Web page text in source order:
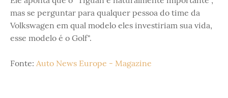
mas se perguntar para qualquer pessoa do time da
Volkswagen em qual modelo eles investiriam sua vida,
esse modelo é o Golf".
Fonte: Auto News Europe - Magazine